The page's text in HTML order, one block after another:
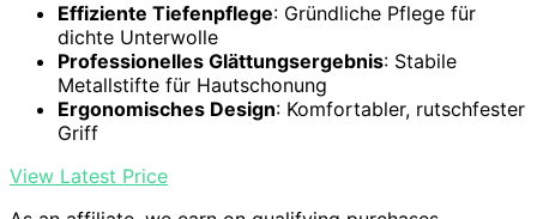
Effiziente Tiefenpflege: Gründliche Pflege für
dichte Unterwolle
Professionelles Glättungsergebnis: Stabile
Metallstifte für Hautschonung
Ergonomisches Design: Komfortabler, rutschfester
Griff
View Latest Price